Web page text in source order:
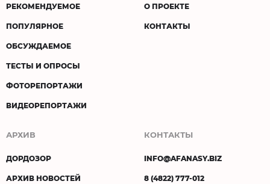
РЕКОМЕНДУЕМОЕ
ПОПУЛЯРНОЕ
ОБСУЖДАЕМОЕ
ТЕСТЫ И ОПРОСЫ
ФОТОРЕПОРТАЖИ
ВИДЕОРЕПОРТАЖИ
О ПРОЕКТЕ
КОНТАКТЫ
АРХИВ
ДОРДОЗОР
АРХИВ НОВОСТЕЙ
КОНТАКТЫ
INFO@AFANASY.BIZ
8 (4822) 777-012